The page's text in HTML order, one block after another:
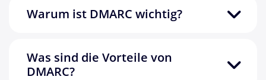
Warum ist DMARC wichtig?
Was sind die Vorteile von
DMARC?